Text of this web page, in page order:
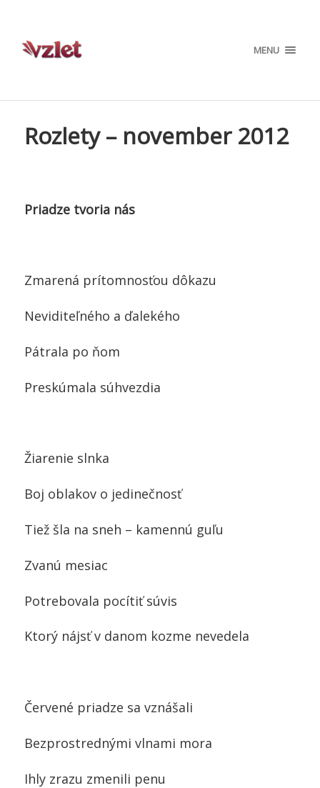
MENU
Rozlety – november 2012
Priadze tvoria nás
Zmarená prítomnosťou dôkazu
Neviditeľného a ďalekého
Pátrala po ňom
Preskúmala súhvezdia
Žiarenie slnka
Boj oblakov o jedinečnosť
Tiež šla na sneh – kamennú guľu
Zvanú mesiac
Potrebovala pocítiť súvis
Ktorý nájsť v danom kozme nevedela
Červené priadze sa vznášali
Bezprostrednými vlnami mora
Ihly zrazu zmenili penu